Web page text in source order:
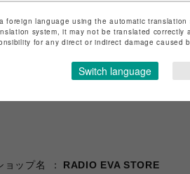
ョップ名
RADIO EVA STORE
foreign language using the automatic translation
system, it may not be translated
for any direct or indirect damage
Switch language